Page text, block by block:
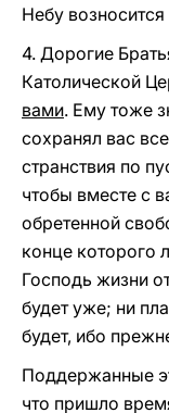
Небу
4. Дорогие
Католической
вами. Ему тоже
сохранял вас
странствия по
чтобы вместе с
обретенной
конце которого
Господь жизни
будет уже; ни
будет, ибо
Поддержанные
что пришло